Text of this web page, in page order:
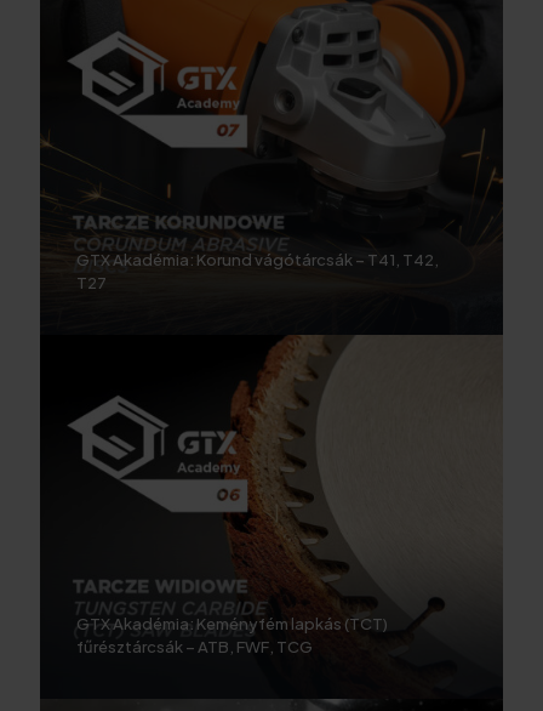
GTX Akadémia: Korund vágótárcsák – T41, T42,
T27
GTX Akadémia: Keményfém lapkás (TCT)
fűrésztárcsák – ATB, FWF, TCG